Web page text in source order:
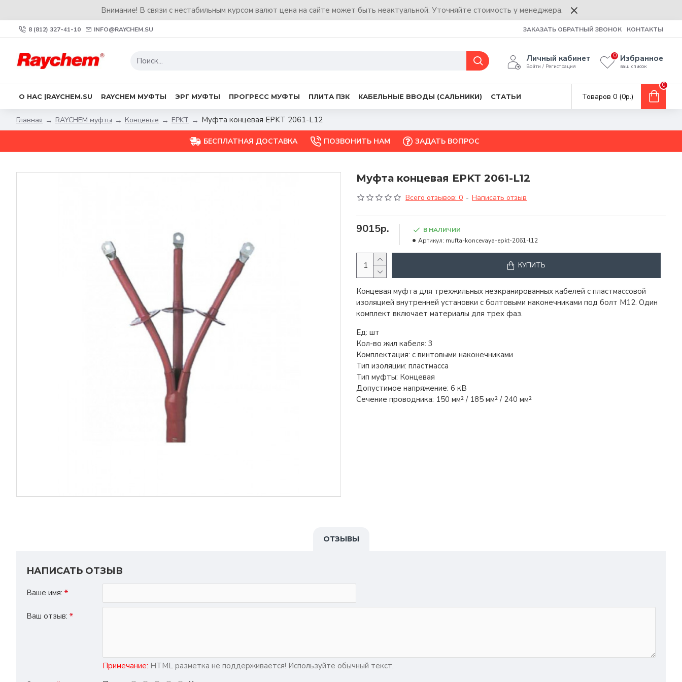
Внимание! В связи с нестабильным курсом валют цена на сайте может быть неактуальной. Уточняйте стоимость у менеджера.
8 (812) 327-41-10 INFO@RAYCHEM.SU ЗАКАЗАТЬ ОБРАТНЫЙ ЗВОНОК КОНТАКТЫ
Личный кабинет
Войти / Регистрация
Избранное
ваш список
0
О НАС |RAYCHEM.SU RAYCHEM МУФТЫ ЭРГ МУФТЫ ПРОГРЕСС МУФТЫ ПЛИТА ПЗК КАБЕЛЬНЫЕ ВВОДЫ (САЛЬНИКИ) СТАТЬИ Товаров 0 (0р.)
0
Главная RAYCHEM муфты Концевые EPKT Муфта концевая EPKT 2061-L12
БЕСПЛАТНАЯ ДОСТАВКА ПОЗВОНИТЬ НАМ ЗАДАТЬ ВОПРОС
Муфта концевая EPKT 2061-L12
Всего отзывов: 0 - Написать отзыв
9015р.
В НАЛИЧИИ
Артикул: mufta-koncevaya-epkt-2061-l12
КУПИТЬ
Концевая муфта для трехжильных неэкранированных кабелей с пластмассовой
изоляцией внутренней установки с болтовыми наконечниками под болт М12. Один
комплект включает материалы для трех фаз.
Ед: шт
Кол-во жил кабеля: 3
Комплектация: с винтовыми наконечниками
Тип изоляции: пластмасса
Тип муфты: Концевая
Допустимое напряжение: 6 кВ
Сечение проводника: 150 мм² / 185 мм² / 240 мм²
ОТЗЫВЫ
НАПИСАТЬ ОТЗЫВ
Ваше имя:
Ваш отзыв:
Примечание: HTML разметка не поддерживается! Используйте обычный текст.